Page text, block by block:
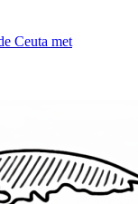
Ceuta met